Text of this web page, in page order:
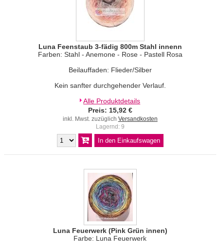
Luna Feenstaub 3-fädig 800m Stahl innenn
Farben: Stahl - Anemone - Rose - Pastell Rosa
Beilauffaden: Flieder/Silber
Kein sanfter durchgehender Verlauf.
Alle Produktdetails
Preis: 15,92 €
inkl. Mwst. zuzüglich Versandkosten
Lagernd: 9
Luna Feuerwerk (Pink Grün innen)
Farbe: Luna Feuerwerk